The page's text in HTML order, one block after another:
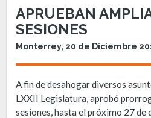
APRUEBAN
SESIONES
Monterrey, 20 de Diciembre
A fin de desahogar diversos
LXXII Legislatura, aprobó
sesiones, hasta el próximo 27 de